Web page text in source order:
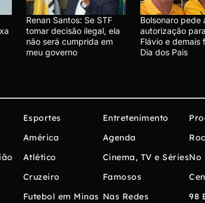
Renan Santos: Se STF
tomar decisão ilegal, ela
não será cumprida em
meu governo
Bolsonaro pede
autorização
Flávio e demais
Dia dos Pais
Esportes
América
Atlético
Cruzeiro
Futebol em Minas
Entretenimento
Agenda
Cinema, TV e Séries
Famosos
Nas Redes
No
98